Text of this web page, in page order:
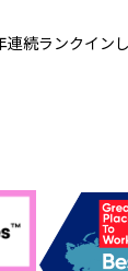
続ランクインし